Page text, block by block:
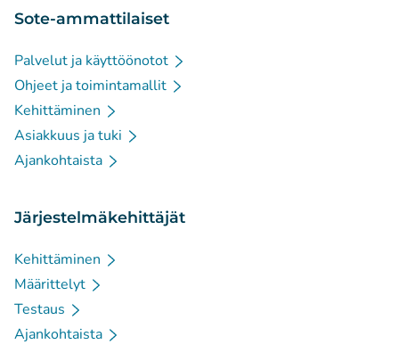
Sote-ammattilaiset
Palvelut ja käyttöönotot
Ohjeet ja toimintamallit
Kehittäminen
Asiakkuus ja tuki
Ajankohtaista
Järjestelmäkehittäjät
Kehittäminen
Määrittelyt
Testaus
Ajankohtaista